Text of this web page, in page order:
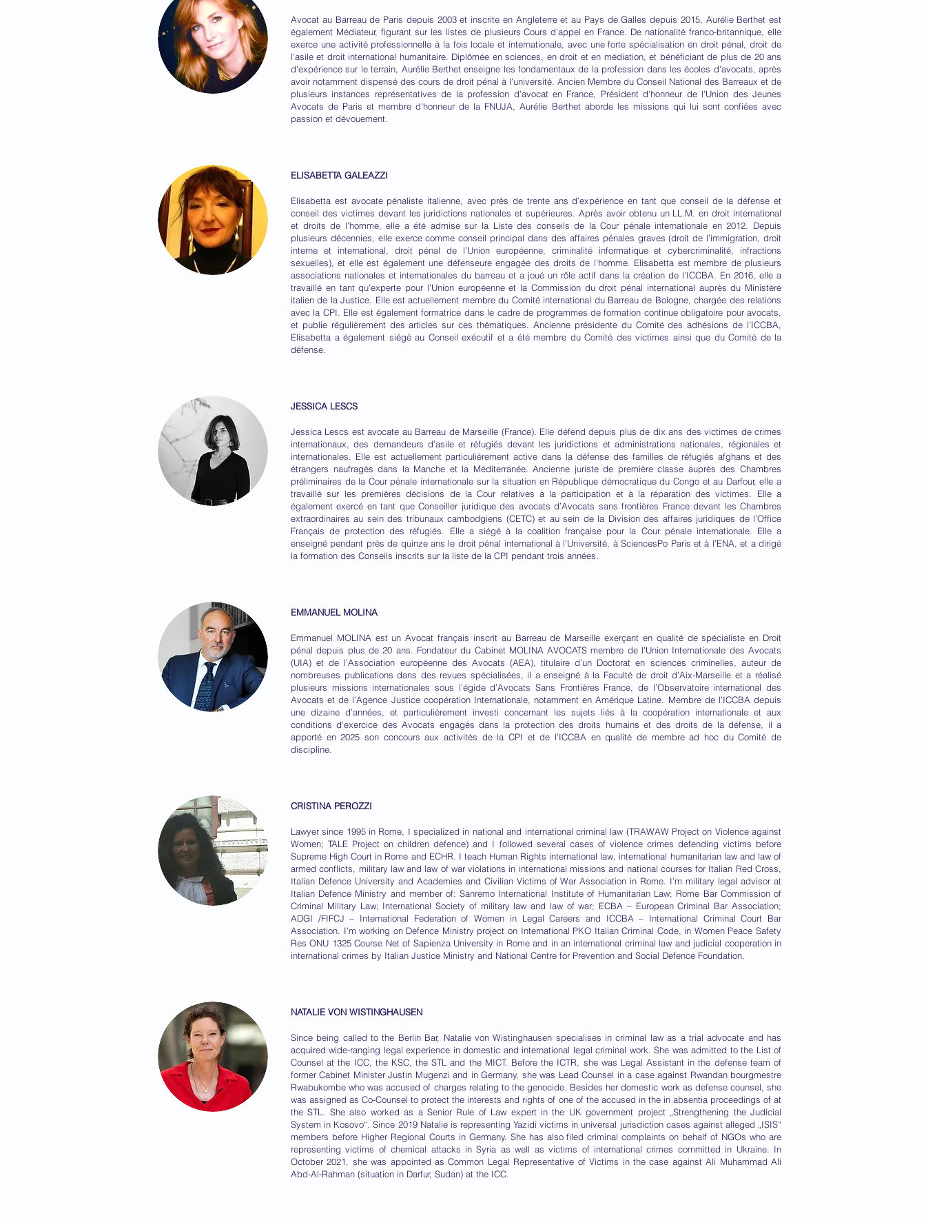
Avocat au Barreau de Paris depuis 2003 et inscrite en Angleterre et au Pays de Galles depuis 2015, Aurélie Berthet est
également Médiateur, figurant sur les listes de plusieurs Cours d’appel en France. De nationalité franco-britannique, elle
exerce une activité professionnelle à la fois locale et internationale, avec une forte spécialisation en droit pénal, droit de
l'asile et droit international humanitaire. Diplômée en sciences, en droit et en médiation, et bénéficiant de plus de 20 ans
d'expérience sur le terrain, Aurélie Berthet enseigne les fondamentaux de la profession dans les écoles d'avocats, après
avoir notamment dispensé des cours de droit pénal à l'université. Ancien Membre du Conseil National des Barreaux et de
plusieurs instances représentatives de la profession d'avocat en France, Président d'honneur de l'Union des Jeunes
Avocats de Paris et membre d'honneur de la FNUJA, Aurélie Berthet aborde les missions qui lui sont confiées avec
passion et dévouement.
ELISABETTA GALEAZZI
Elisabetta est avocate pénaliste italienne, avec près de trente ans d’expérience en tant que conseil de la défense et
conseil des victimes devant les juridictions nationales et supérieures. Après avoir obtenu un LL.M. en droit international
et droits de l’homme, elle a été admise sur la Liste des conseils de la Cour pénale internationale en 2012. Depuis
plusieurs décennies, elle exerce comme conseil principal dans des affaires pénales graves (droit de l’immigration, droit
interne et international, droit pénal de l’Union européenne, criminalité informatique et cybercriminalité, infractions
sexuelles), et elle est également une défenseure engagée des droits de l’homme. Elisabetta est membre de plusieurs
associations nationales et internationales du barreau et a joué un rôle actif dans la création de l’ICCBA. En 2016, elle a
travaillé en tant qu’experte pour l’Union européenne et la Commission du droit pénal international auprès du Ministère
italien de la Justice. Elle est actuellement membre du Comité international du Barreau de Bologne, chargée des relations
avec la CPI. Elle est également formatrice dans le cadre de programmes de formation continue obligatoire pour avocats,
et publie régulièrement des articles sur ces thématiques. Ancienne présidente du Comité des adhésions de l’ICCBA,
Elisabetta a également siégé au Conseil exécutif et a été membre du Comité des victimes ainsi que du Comité de la
défense.
JESSICA LESCS
Jessica Lescs est avocate au Barreau de Marseille (France). Elle défend depuis plus de dix ans des victimes de crimes
internationaux, des demandeurs d’asile et réfugiés devant les juridictions et administrations nationales, régionales et
internationales. Elle est actuellement particulièrement active dans la défense des familles de réfugiés afghans et des
étrangers naufragés dans la Manche et la Méditerranée. Ancienne juriste de première classe auprès des Chambres
préliminaires de la Cour pénale internationale sur la situation en République démocratique du Congo et au Darfour, elle a
travaillé sur les premières décisions de la Cour relatives à la participation et à la réparation des victimes. Elle a
également exercé en tant que Conseiller juridique des avocats d’Avocats sans frontières France devant les Chambres
extraordinaires au sein des tribunaux cambodgiens (CETC) et au sein de la Division des affaires juridiques de l’Office
Français de protection des réfugiés. Elle a siégé à la coalition française pour la Cour pénale internationale. Elle a
enseigné pendant près de quinze ans le droit pénal international à l’Université, à SciencesPo Paris et à l’ENA, et a dirigé
la formation des Conseils inscrits sur la liste de la CPI pendant trois années.
EMMANUEL MOLINA
Emmanuel MOLINA est un Avocat français inscrit au Barreau de Marseille exerçant en qualité de spécialiste en Droit
pénal depuis plus de 20 ans. Fondateur du Cabinet MOLINA AVOCATS membre de l’Union Internationale des Avocats
(UIA) et de l’Association européenne des Avocats (AEA), titulaire d’un Doctorat en sciences criminelles, auteur de
nombreuses publications dans des revues spécialisées, il a enseigné à la Faculté de droit d’Aix-Marseille et a réalisé
plusieurs missions internationales sous l’égide d’Avocats Sans Frontières France, de l’Observatoire international des
Avocats et de l’Agence Justice coopération Internationale, notamment en Amérique Latine. Membre de l’ICCBA depuis
une dizaine d’années, et particulièrement investi concernant les sujets liés à la coopération internationale et aux
conditions d’exercice des Avocats engagés dans la protection des droits humains et des droits de la défense, il a
apporté en 2025 son concours aux activités de la CPI et de l’ICCBA en qualité de membre ad hoc du Comité de
discipline.
CRISTINA PEROZZI
Lawyer since 1995 in Rome, I specialized in national and international criminal law (TRAWAW Project on Violence against
Women; TALE Project on children defence) and I followed several cases of violence crimes defending victims before
Supreme High Court in Rome and ECHR. I teach Human Rights international law, international humanitarian law and law of
armed conflicts, military law and law of war violations in international missions and national courses for Italian Red Cross,
Italian Defence University and Academies and Civilian Victims of War Association in Rome. I’m military legal advisor at
Italian Defence Ministry and member of: Sanremo International Institute of Humanitarian Law; Rome Bar Commission of
Criminal Military Law; International Society of military law and law of war; ECBA – European Criminal Bar Association;
ADGI /FIFCJ – International Federation of Women in Legal Careers and ICCBA – International Criminal Court Bar
Association. I’m working on Defence Ministry project on International PKO Italian Criminal Code, in Women Peace Safety
Res ONU 1325 Course Net of Sapienza University in Rome and in an international criminal law and judicial cooperation in
international crimes by Italian Justice Ministry and National Centre for Prevention and Social Defence Foundation.
NATALIE VON WISTINGHAUSEN
Since being called to the Berlin Bar, Natalie von Wistinghausen specialises in criminal law as a trial advocate and has
acquired wide-ranging legal experience in domestic and international legal criminal work. She was admitted to the List of
Counsel at the ICC, the KSC, the STL and the MICT. Before the ICTR, she was Legal Assistant in the defense team of
former Cabinet Minister Justin Mugenzi and in Germany, she was Lead Counsel in a case against Rwandan bourgmestre
Rwabukombe who was accused of charges relating to the genocide. Besides her domestic work as defense counsel, she
was assigned as Co-Counsel to protect the interests and rights of one of the accused in the in absentia proceedings of at
the STL. She also worked as a Senior Rule of Law expert in the UK government project „Strengthening the Judicial
System in Kosovo“. Since 2019 Natalie is representing Yazidi victims in universal jurisdiction cases against alleged „ISIS“
members before Higher Regional Courts in Germany. She has also filed criminal complaints on behalf of NGOs who are
representing victims of chemical attacks in Syria as well as victims of international crimes committed in Ukraine. In
October 2021, she was appointed as Common Legal Representative of Victims in the case against Ali Muhammad Ali
Abd-Al-Rahman (situation in Darfur, Sudan) at the ICC.